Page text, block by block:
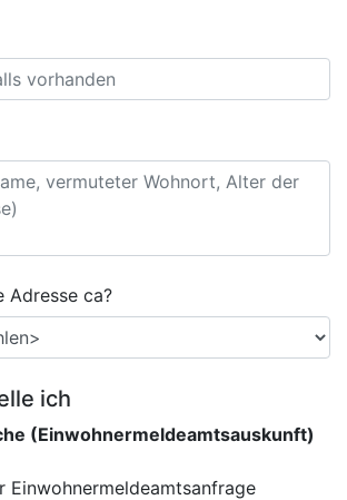
Adresse ca?
ich
(Einwohnermeldeamtsauskunft)
Einwohnermeldeamtsanfrage